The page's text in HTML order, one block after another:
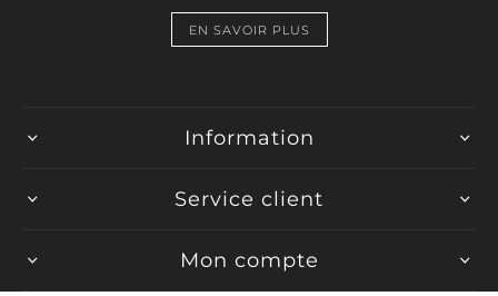
EN SAVOIR PLUS
Information
Service client
Mon compte